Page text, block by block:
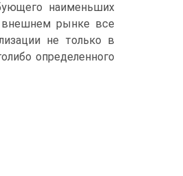
наименьших
внешнем рынке все
не только в
определенного